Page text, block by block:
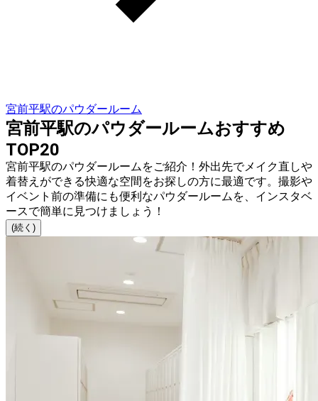
宮前平駅のパウダールーム
宮前平駅のパウダールームおすすめ
TOP20
宮前平駅のパウダールームをご紹介！外出先でメイク直しや
着替えができる快適な空間をお探しの方に最適です。撮影や
イベント前の準備にも便利なパウダールームを、インスタベ
ースで簡単に見つけましょう！
(続く)